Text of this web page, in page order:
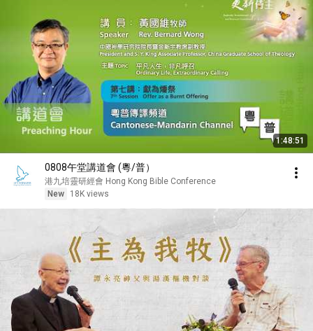
1:48:51
0808午堂講道會 (粵/普）
港九培靈研經會 Hong Kong Bible Conference
New
18K views